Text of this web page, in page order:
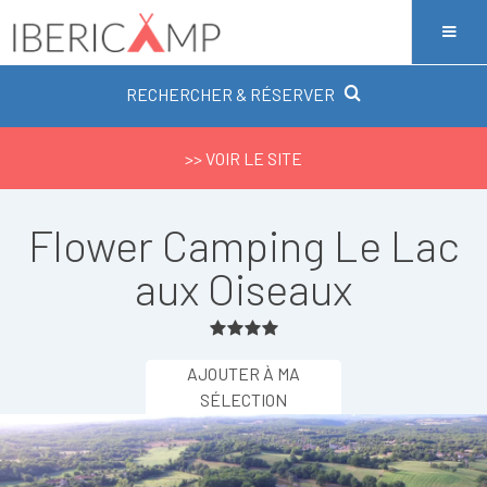
RECHERCHER & RÉSERVER
>> VOIR LE SITE
Flower Camping Le Lac
aux Oiseaux
AJOUTER À MA
SÉLECTION